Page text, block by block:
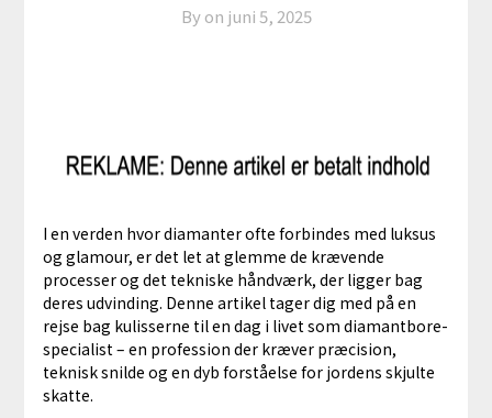
By on juni 5, 2025
I en verden hvor diamanter ofte forbindes med luksus
og glamour, er det let at glemme de krævende
processer og det tekniske håndværk, der ligger bag
deres udvinding. Denne artikel tager dig med på en
rejse bag kulisserne til en dag i livet som diamantbore-
specialist – en profession der kræver præcision,
teknisk snilde og en dyb forståelse for jordens skjulte
skatte.